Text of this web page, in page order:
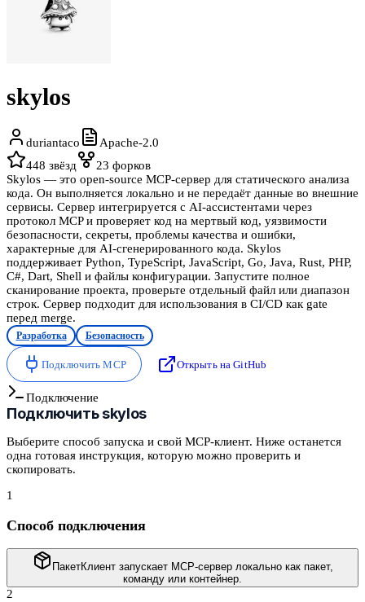
skylos
duriantaco
Apache-2.0
448 звёзд 23 форков
Skylos — это open-source MCP-сервер для статического анализа
кода. Он выполняется локально и не передаёт данные во внешние
сервисы. Сервер интегрируется с AI-ассистентами через
протокол MCP и проверяет код на мертвый код, уязвимости
безопасности, секреты, проблемы качества и ошибки,
характерные для AI-сгенерированного кода. Skylos
поддерживает Python, TypeScript, JavaScript, Go, Java, Rust, PHP,
C#, Dart, Shell и файлы конфигурации. Запустите полное
сканирование проекта, проверьте отдельный файл или диапазон
строк. Сервер подходит для использования в CI/CD как gate
перед merge.
Разработка Безопасность
Подключить MCP Открыть на GitHub
Подключение
Подключитьskylos
Выберите способ запуска и свой MCP-клиент. Ниже останется
одна готовая инструкция, которую можно проверить и
скопировать.
1
Способ подключения
ПакетКлиент запускает MCP-сервер локально как пакет,
команду или контейнер.
2